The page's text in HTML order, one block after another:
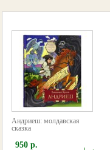
Андриеш: молдавская
сказка
950 р.